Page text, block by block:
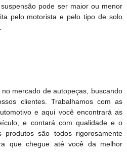
pode ser maior ou menor
pelo motorista e pelo tipo de solo
mercado de autopeças, buscando
clientes. Trabalhamos com as
e aqui você encontrará as
e contará com qualidade e o
produtos são todos rigorosamente
que chegue até você da melhor